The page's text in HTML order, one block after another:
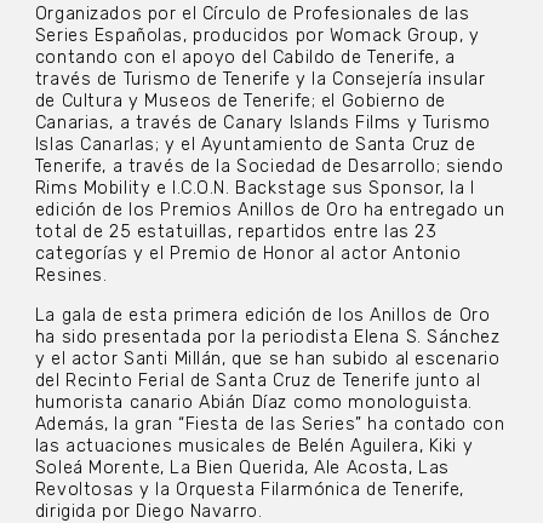
Organizados por el Círculo de Profesionales de las
Series Españolas, producidos por Womack Group, y
contando con el apoyo del Cabildo de Tenerife, a
través de Turismo de Tenerife y la Consejería insular
de Cultura y Museos de Tenerife; el Gobierno de
Canarias, a través de Canary Islands Films y Turismo
Islas CanarIas; y el Ayuntamiento de Santa Cruz de
Tenerife, a través de la Sociedad de Desarrollo; siendo
Rims Mobility e I.C.O.N. Backstage sus Sponsor, la I
edición de los Premios Anillos de Oro ha entregado un
total de 25 estatuillas, repartidos entre las 23
categorías y el Premio de Honor al actor Antonio
Resines.
La gala de esta primera edición de los Anillos de Oro
ha sido presentada por la periodista Elena S. Sánchez
y el actor Santi Millán, que se han subido al escenario
del Recinto Ferial de Santa Cruz de Tenerife junto al
humorista canario Abián Díaz como monologuista.
Además, la gran “Fiesta de las Series” ha contado con
las actuaciones musicales de Belén Aguilera, Kiki y
Soleá Morente, La Bien Querida, Ale Acosta, Las
Revoltosas y la Orquesta Filarmónica de Tenerife,
dirigida por Diego Navarro.